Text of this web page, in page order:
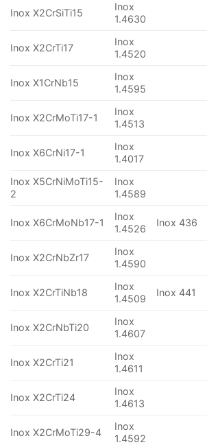
Inox X2CrSiTi15
Inox
1.4630
Inox X2CrTi17
Inox
1.4520
Inox X1CrNb15
Inox
1.4595
Inox X2CrMoTi17-1
Inox
1.4513
Inox X6CrNi17-1
Inox
1.4017
Inox X5CrNiMoTi15-
2
Inox
1.4589
Inox X6CrMoNb17-1
Inox
1.4526
Inox 436
Inox X2CrNbZr17
Inox
1.4590
Inox X2CrTiNb18
Inox
1.4509
Inox 441
Inox X2CrNbTi20
Inox
1.4607
Inox X2CrTi21
Inox
1.4611
Inox X2CrTi24
Inox
1.4613
Inox X2CrMoTi29-4
Inox
1.4592